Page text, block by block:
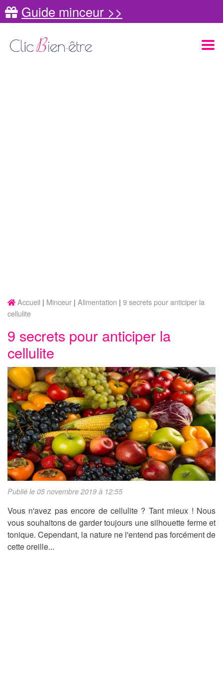
Guide minceur >>
Accueil Minceur Alimentation
9 secrets pour anticiper la
cellulite
9 secrets pour anticiper la
cellulite
Publié le 05 novembre 2019 à 12:55
Vous n'avez pas encore de cellulite ? Tant mieux ! Nous
vous souhaitons de garder toujours une silhouette ferme et
tonique. Cependant, la nature ne l'entend pas forcément de
cette oreille...